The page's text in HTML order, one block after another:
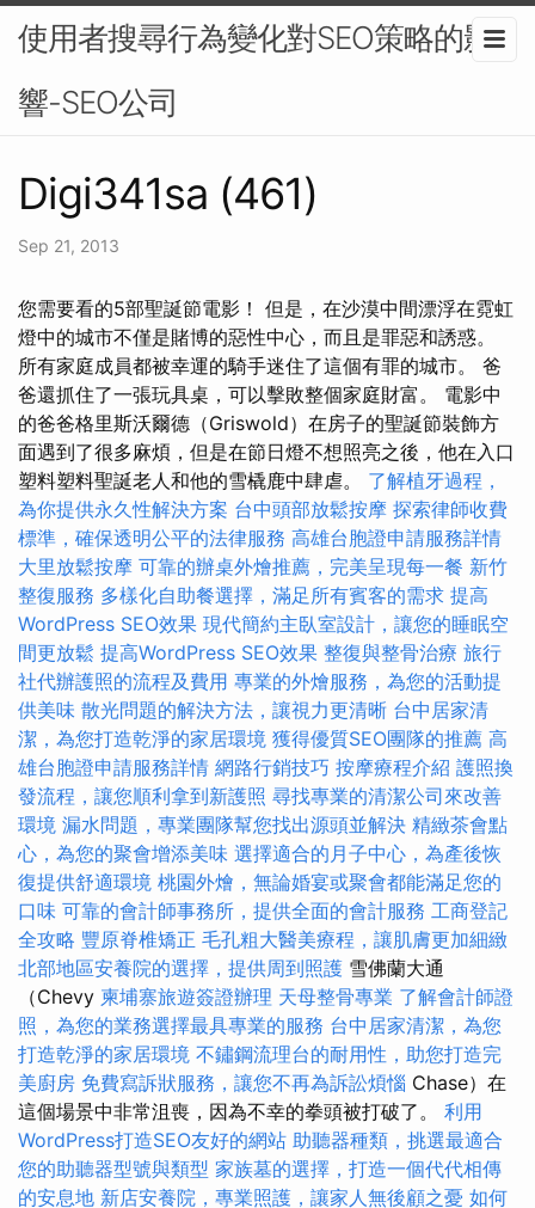
使用者搜尋行為變化對SEO策略的影
響-SEO公司
Digi341sa (461)
Sep 21, 2013
您需要看的5部聖誕節電影！ 但是，在沙漠中間漂浮在霓虹
燈中的城市不僅是賭博的惡性中心，而且是罪惡和誘惑。
所有家庭成員都被幸運的騎手迷住了這個有罪的城市。 爸
爸還抓住了一張玩具桌，可以擊敗整個家庭財富。 電影中
的爸爸格里斯沃爾德（Griswold）在房子的聖誕節裝飾方
面遇到了很多麻煩，但是在節日燈不想照亮之後，他在入口
塑料塑料聖誕老人和他的雪橇鹿中肆虐。 了解植牙過程，
為你提供永久性解決方案 台中頭部放鬆按摩 探索律師收費
標準，確保透明公平的法律服務 高雄台胞證申請服務詳情
大里放鬆按摩 可靠的辦桌外燴推薦，完美呈現每一餐 新竹
整復服務 多樣化自助餐選擇，滿足所有賓客的需求 提高
WordPress SEO效果 現代簡約主臥室設計，讓您的睡眠空
間更放鬆 提高WordPress SEO效果 整復與整骨治療 旅行
社代辦護照的流程及費用 專業的外燴服務，為您的活動提
供美味 散光問題的解決方法，讓視力更清晰 台中居家清
潔，為您打造乾淨的家居環境 獲得優質SEO團隊的推薦 高
雄台胞證申請服務詳情 網路行銷技巧 按摩療程介紹 護照換
發流程，讓您順利拿到新護照 尋找專業的清潔公司來改善
環境 漏水問題，專業團隊幫您找出源頭並解決 精緻茶會點
心，為您的聚會增添美味 選擇適合的月子中心，為產後恢
復提供舒適環境 桃園外燴，無論婚宴或聚會都能滿足您的
口味 可靠的會計師事務所，提供全面的會計服務 工商登記
全攻略 豐原脊椎矯正 毛孔粗大醫美療程，讓肌膚更加細緻
北部地區安養院的選擇，提供周到照護 雪佛蘭大通
（Chevy 柬埔寨旅遊簽證辦理 天母整骨專業 了解會計師證
照，為您的業務選擇最具專業的服務 台中居家清潔，為您
打造乾淨的家居環境 不鏽鋼流理台的耐用性，助您打造完
美廚房 免費寫訴狀服務，讓您不再為訴訟煩惱 Chase）在
這個場景中非常沮喪，因為不幸的拳頭被打破了。 利用
WordPress打造SEO友好的網站 助聽器種類，挑選最適合
您的助聽器型號與類型 家族墓的選擇，打造一個代代相傳
的安息地 新店安養院，專業照護，讓家人無後顧之憂 如何